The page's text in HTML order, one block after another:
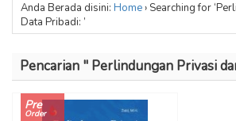
Anda Berada disini: Home› Searching for
Data Pribadi: ’
Pencarian " Perlindungan Privasi
Pre
Order